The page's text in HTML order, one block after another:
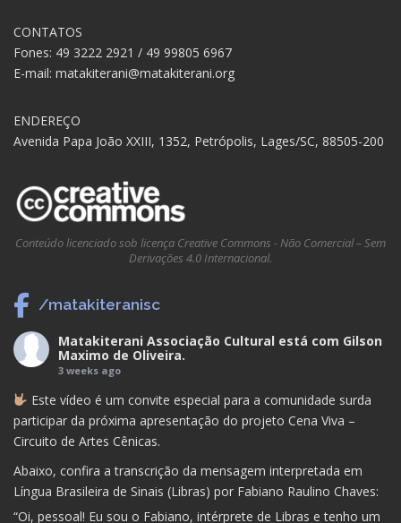
CONTATOS
Fones: 49 3222 2921 / 49 99805 6967
E-mail: matakiterani@matakiterani.org
ENDEREÇO
Avenida Papa João XXIII, 1352, Petrópolis, Lages/SC, 88505-200
Conteúdo licenciado sob licença Creative Commons - Não Comercial – Sem
Derivações 4.0 Internacional.
/matakiteranisc
Matakiterani Associação Cultural está com Gilson
Maximo de Oliveira.
3 weeks ago
Este vídeo é um convite especial para a comunidade surda
participar da próxima apresentação do projeto Cena Viva –
Circuito de Artes Cênicas.
Abaixo, confira a transcrição da mensagem interpretada em
Língua Brasileira de Sinais (Libras) por Fabiano Raulino Chaves:
“Oi, pessoal! Eu sou o Fabiano, intérprete de Libras e tenho um